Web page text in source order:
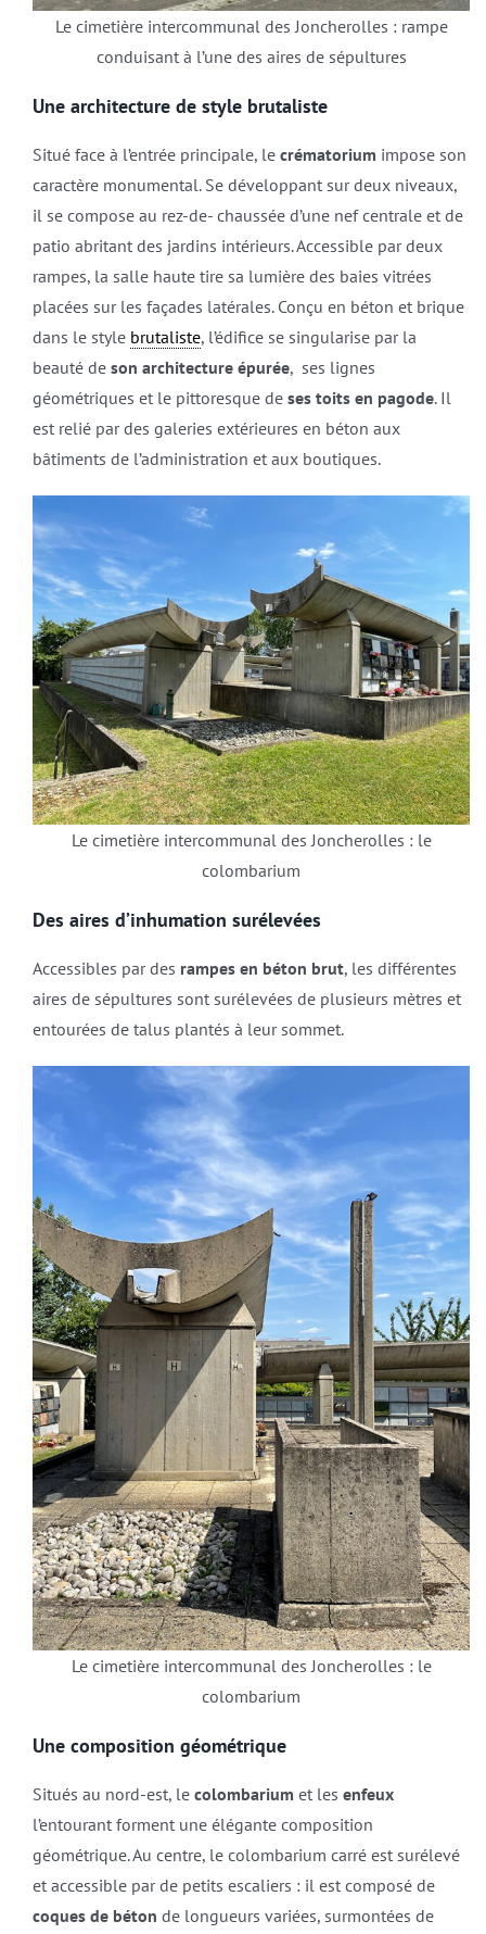
Le cimetière intercommunal des Joncherolles : rampe
conduisant à l’une des aires de sépultures
Une architecture de style brutaliste
Situé face à l’entrée principale, le crématorium impose son
caractère monumental. Se développant sur deux niveaux,
il se compose au rez-de- chaussée d’une nef centrale et de
patio abritant des jardins intérieurs. Accessible par deux
rampes, la salle haute tire sa lumière des baies vitrées
placées sur les façades latérales. Conçu en béton et brique
dans le style brutaliste, l’édifice se singularise par la
beauté de son architecture épurée, ses lignes
géométriques et le pittoresque de ses toits en pagode. Il
est relié par des galeries extérieures en béton aux
bâtiments de l’administration et aux boutiques.
Le cimetière intercommunal des Joncherolles : le
colombarium
Des aires d’inhumation surélevées
Accessibles par des rampes en béton brut, les différentes
aires de sépultures sont surélevées de plusieurs mètres et
entourées de talus plantés à leur sommet.
Le cimetière intercommunal des Joncherolles : le
colombarium
Une composition géométrique
Situés au nord-est, le colombarium et les enfeux
l’entourant forment une élégante composition
géométrique. Au centre, le colombarium carré est surélevé
et accessible par de petits escaliers : il est composé de
coques de béton de longueurs variées, surmontées de